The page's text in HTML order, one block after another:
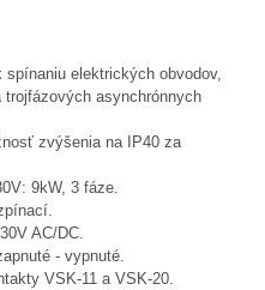
spínaniu elektrických obvodov,
asynchrónnych
zvýšenia na IP40 za
9kW, 3 fáze.
AC/DC.
- vypnuté.
VSK-11 a VSK-20.